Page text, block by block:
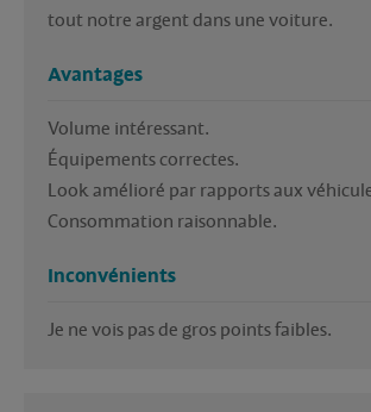
tout notre argent dans une voiture.
Avantages
Volume intéressant.
Équipements correctes.
Look amélioré par rapports aux
Consommation raisonnable.
Inconvénients
Je ne vois pas de gros points faibles.